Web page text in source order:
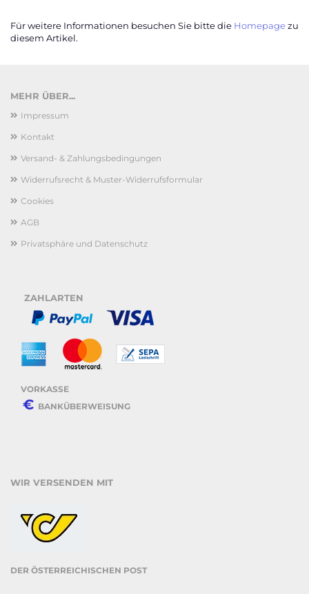
Für weitere Informationen besuchen Sie bitte die Homepagezu
diesem Artikel.
MEHR ÜBER...
Impressum
Kontakt
Versand- & Zahlungsbedingungen
Widerrufsrecht & Muster-Widerrufsformular
Cookies
AGB
Privatsphäre und Datenschutz
ZAHLARTEN
VORKASSE
€ BANKÜBERWEISUNG
WIR VERSENDEN MIT
DER ÖSTERREICHISCHEN POST